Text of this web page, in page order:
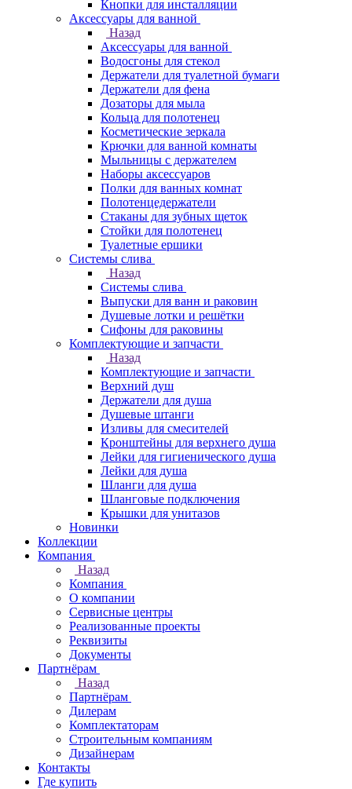
Кнопки для инсталляции
Аксессуары для ванной
Назад
Аксессуары для ванной
Водосгоны для стекол
Держатели для туалетной бумаги
Держатели для фена
Дозаторы для мыла
Кольца для полотенец
Косметические зеркала
Крючки для ванной комнаты
Мыльницы с держателем
Наборы аксессуаров
Полки для ванных комнат
Полотенцедержатели
Стаканы для зубных щеток
Стойки для полотенец
Туалетные ершики
Системы слива
Назад
Системы слива
Выпуски для ванн и раковин
Душевые лотки и решётки
Сифоны для раковины
Комплектующие и запчасти
Назад
Комплектующие и запчасти
Верхний душ
Держатели для душа
Душевые штанги
Изливы для смесителей
Кронштейны для верхнего душа
Лейки для гигиенического душа
Лейки для душа
Шланги для душа
Шланговые подключения
Крышки для унитазов
Новинки
Коллекции
Компания
Назад
Компания
О компании
Сервисные центры
Реализованные проекты
Реквизиты
Документы
Партнёрам
Назад
Партнёрам
Дилерам
Комплектаторам
Строительным компаниям
Дизайнерам
Контакты
Где купить